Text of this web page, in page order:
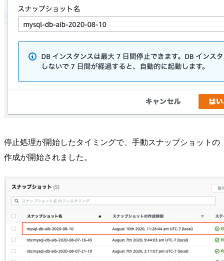
停止処理が開始したタイミングで、手動スナップショットの
作成が開始されました。